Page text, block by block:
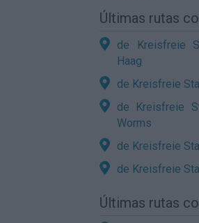
Últimas rutas
de Kreisfreie
Haag
de Kreisfreie
de Kreisfreie
Worms
de Kreisfreie
de Kreisfreie
Últimas rutas